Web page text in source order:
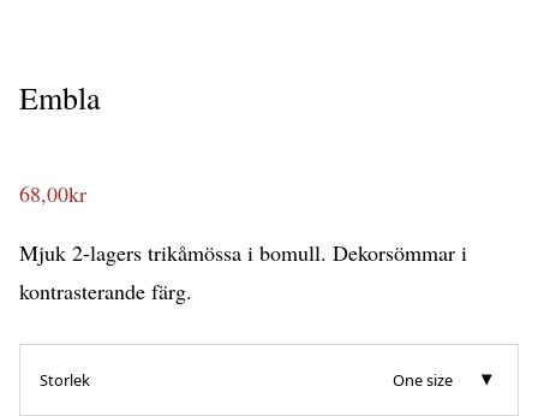
Embla
68,00kr
Mjuk 2-lagers trikåmössa i bomull. Dekorsömmar i
kontrasterande färg.
Storlek One size